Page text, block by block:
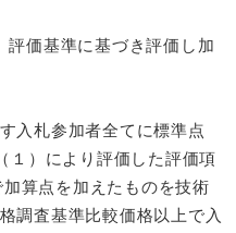
価基準に基づき評価し加
札参加者全てに標準点
１）により評価した評価項
算点を加えたものを技術
調査基準比較価格以上で入